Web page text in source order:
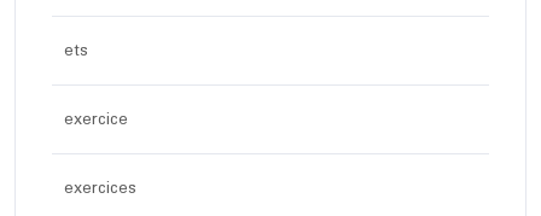
ets
exercice
exercices